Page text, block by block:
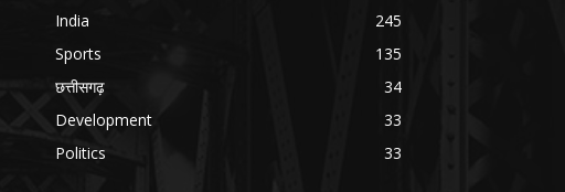
India
245
Sports
135
छत्तीसगढ़
34
Development
33
Politics
33